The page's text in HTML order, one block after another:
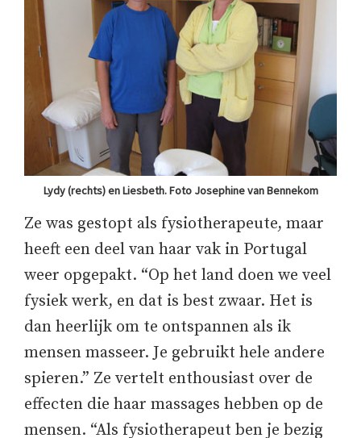
Lydy (rechts) en Liesbeth. Foto Josephine van Bennekom
Ze was gestopt als fysiotherapeute, maar
heeft een deel van haar vak in Portugal
weer opgepakt. “Op het land doen we veel
fysiek werk, en dat is best zwaar. Het is
dan heerlijk om te ontspannen als ik
mensen masseer. Je gebruikt hele andere
spieren.” Ze vertelt enthousiast over de
effecten die haar massages hebben op de
mensen. “Als fysiotherapeut ben je bezig